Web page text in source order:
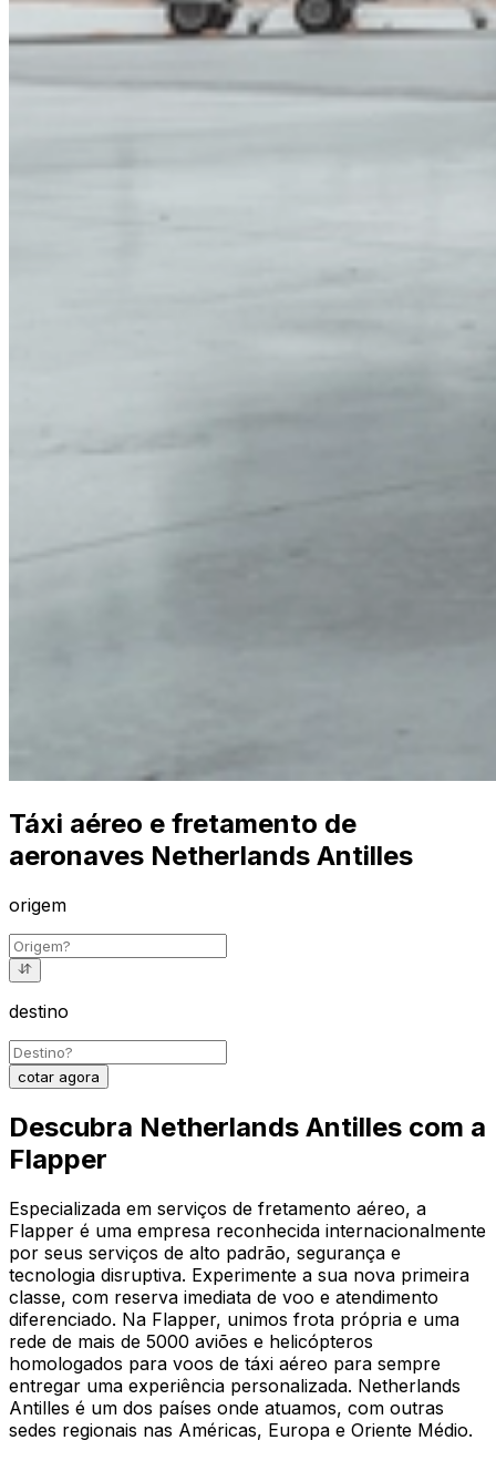
Táxi aéreo e fretamento de
aeronaves Netherlands Antilles
origem
destino
cotar agora
Descubra Netherlands Antilles com a
Flapper
Especializada em serviços de fretamento aéreo, a
Flapper é uma empresa reconhecida internacionalmente
por seus serviços de alto padrão, segurança e
tecnologia disruptiva. Experimente a sua nova primeira
classe, com reserva imediata de voo e atendimento
diferenciado. Na Flapper, unimos frota própria e uma
rede de mais de 5000 aviões e helicópteros
homologados para voos de táxi aéreo para sempre
entregar uma experiência personalizada. Netherlands
Antilles é um dos países onde atuamos, com outras
sedes regionais nas Américas, Europa e Oriente Médio.